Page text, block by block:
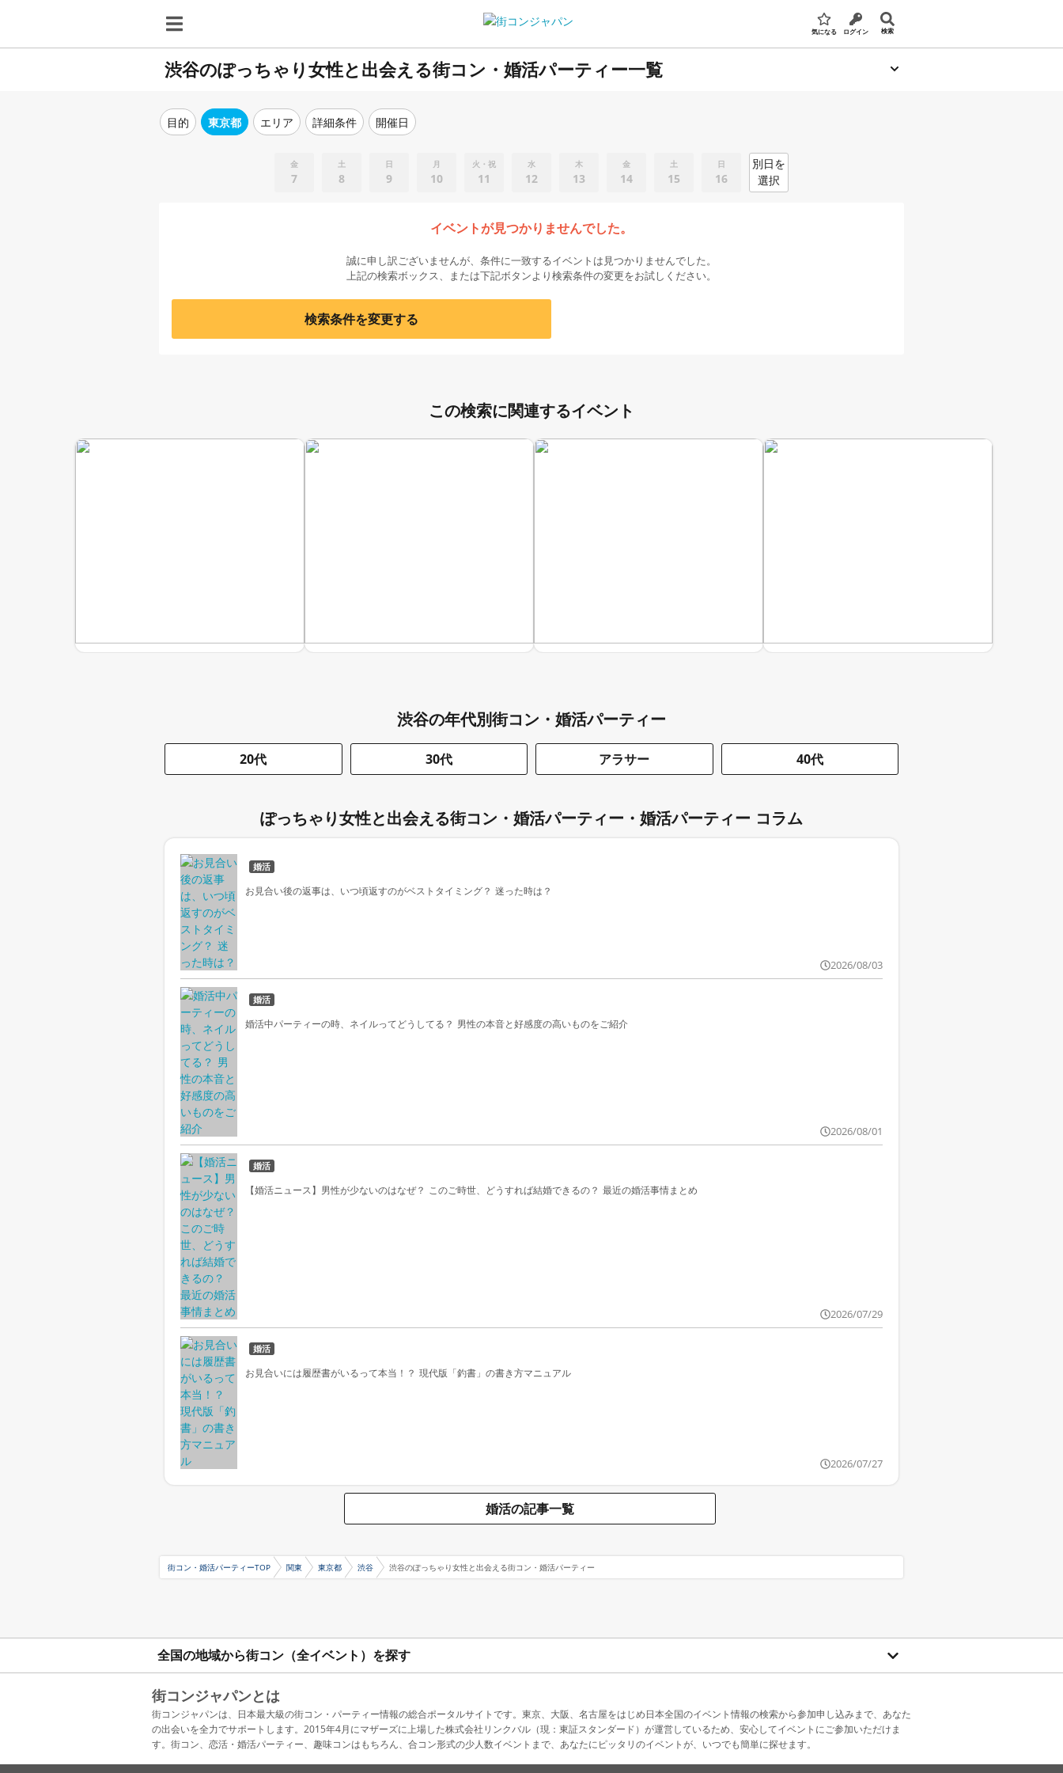
気になる ログイン 検索
渋谷のぽっちゃり女性と出会える街コン・婚活パーティー一覧
目的 東京都 エリア 詳細条件 開催日
金
7
土
8
日
9
月
10
火・祝
11
水
12
木
13
金
14
土
15
日
16
別日を
選択
イベントが見つかりませんでした。
誠に申し訳ございませんが、条件に一致するイベントは見つかりませんでした。
上記の検索ボックス、または下記ボタンより検索条件の変更をお試しください。
検索条件を変更する
この検索に関連するイベント
渋谷の年代別街コン・婚活パーティー
20代 30代 アラサー 40代
ぽっちゃり女性と出会える街コン・婚活パーティー・婚活パーティー コラム
婚活
お見合い後の返事は、いつ頃返すのがベストタイミング？ 迷った時は？
2026/08/03
婚活
婚活中パーティーの時、ネイルってどうしてる？ 男性の本音と好感度の高いものをご紹介
2026/08/01
婚活
【婚活ニュース】男性が少ないのはなぜ？ このご時世、どうすれば結婚できるの？ 最近の婚活事情まとめ
2026/07/29
婚活
お見合いには履歴書がいるって本当！？ 現代版「釣書」の書き方マニュアル
2026/07/27
婚活の記事一覧
街コン・婚活パーティーTOP 関東 東京都 渋谷 渋谷のぽっちゃり女性と出会える街コン・婚活パーティー
全国の地域から街コン（全イベント）を探す
街コンジャパンとは
街コンジャパンは、日本最大級の街コン・パーティー情報の総合ポータルサイトです。東京、大阪、名古屋をはじめ日本全国のイベント情報の検索から参加申し込みまで、あなた
の出会いを全力でサポートします。2015年4月にマザーズに上場した株式会社リンクバル（現：東証スタンダード）が運営しているため、安心してイベントにご参加いただけま
す。街コン、恋活・婚活パーティー、趣味コンはもちろん、合コン形式の少人数イベントまで、あなたにピッタリのイベントが、いつでも簡単に探せます。